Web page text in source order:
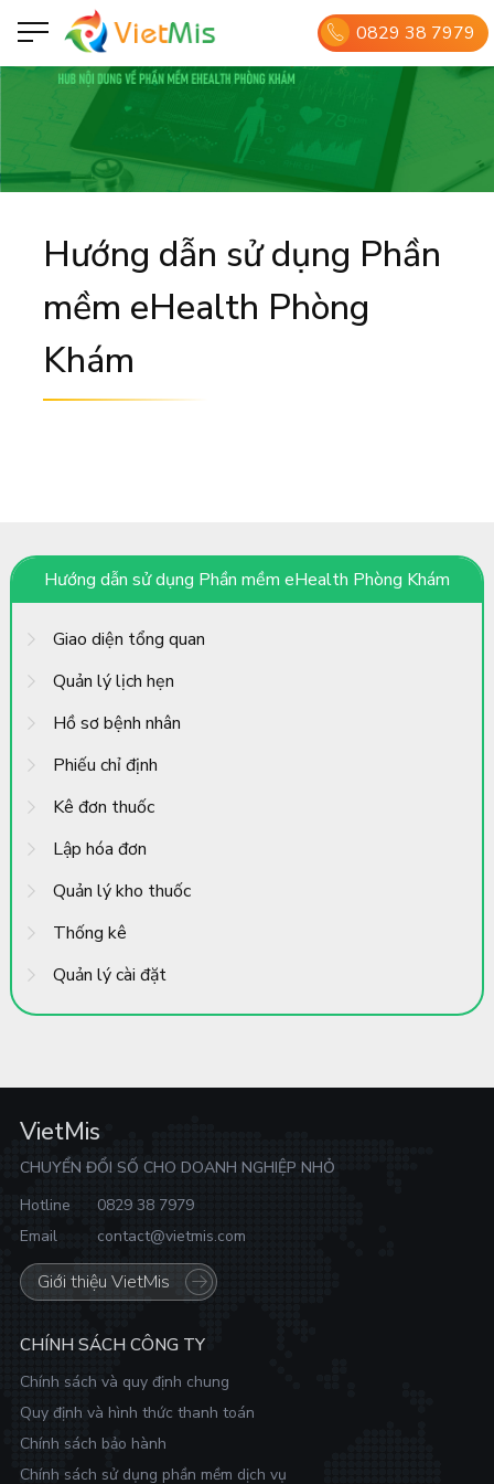
0829 38 7979
Hướng dẫn sử dụng Phần
mềm eHealth Phòng
Khám
Hướng dẫn sử dụng Phần mềm eHealth Phòng Khám
Giao diện tổng quan
Quản lý lịch hẹn
Hồ sơ bệnh nhân
Phiếu chỉ định
Kê đơn thuốc
Lập hóa đơn
Quản lý kho thuốc
Thống kê
Quản lý cài đặt
VietMis
CHUYỂN ĐỔI SỐ CHO DOANH NGHIỆP NHỎ
Hotline
0829 38 7979
Email
contact@vietmis.com
Giới thiệu VietMis
CHÍNH SÁCH CÔNG TY
Chính sách và quy định chung
Quy định và hình thức thanh toán
Chính sách bảo hành
Chính sách sử dụng phần mềm dịch vụ